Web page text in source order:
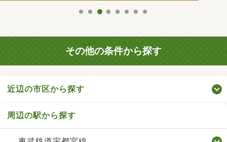
その他の条件から探す
近辺の市区から探す
周辺の駅から探す